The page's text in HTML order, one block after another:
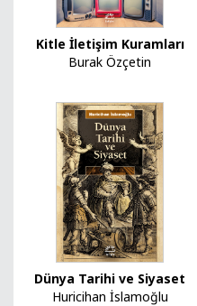
Kitle İletişim Kuramları
Burak Özçetin
Dünya Tarihi ve Siyaset
Huricihan İslamoğlu